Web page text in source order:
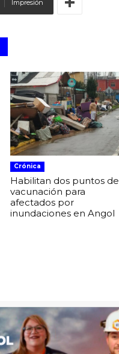
Impresión
Crónica
Habilitan dos puntos de
vacunación para
afectados por
inundaciones en Angol